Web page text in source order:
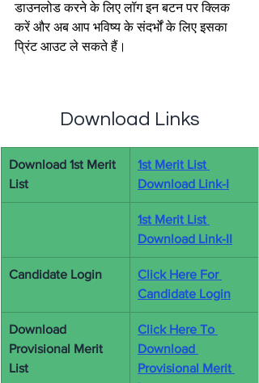
डाउनलोड करने के लिए लॉग इन बटन पर क्लिक
करें और अब आप भविष्य के संदर्भों के लिए इसका
प्रिंट आउट ले सकते हैं।
Download Links
Download 1st Merit
List
1st Merit List
Download Link-I
1st Merit List
Download Link-II
Candidate Login
Click Here For
Candidate Login
Download
Provisional Merit
List
Click Here To
Download
Provisional Merit